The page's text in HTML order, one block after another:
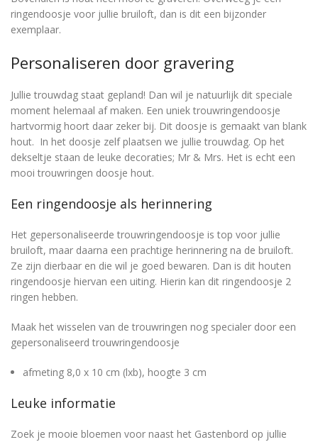
ringendoosje voor jullie bruiloft, dan is dit een bijzonder
exemplaar.
Personaliseren door gravering
Jullie trouwdag staat gepland! Dan wil je natuurlijk dit speciale
moment helemaal af maken. Een uniek trouwringendoosje
hartvormig hoort daar zeker bij. Dit doosje is gemaakt van blank
hout. In het doosje zelf plaatsen we jullie trouwdag. Op het
dekseltje staan de leuke decoraties; Mr & Mrs. Het is echt een
mooi trouwringen doosje hout.
Een ringendoosje als herinnering
Het gepersonaliseerde trouwringendoosje is top voor jullie
bruiloft, maar daarna een prachtige herinnering na de bruiloft.
Ze zijn dierbaar en die wil je goed bewaren. Dan is dit houten
ringendoosje hiervan een uiting. Hierin kan dit ringendoosje 2
ringen hebben.
Maak het wisselen van de trouwringen nog specialer door een
gepersonaliseerd trouwringendoosje
afmeting 8,0 x 10 cm (lxb), hoogte 3 cm
Leuke informatie
Zoek je mooie bloemen voor naast het Gastenbord op jullie